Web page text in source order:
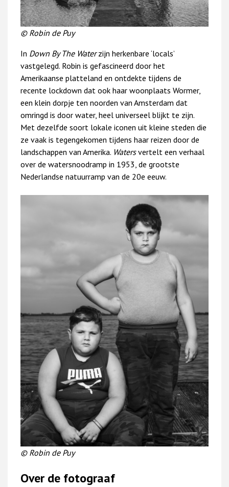
© Robin de Puy
In Down By The Waterzijn herkenbare ‘locals’
vastgelegd. Robin is gefascineerd door het
Amerikaanse platteland en ontdekte tijdens de
recente lockdown dat ook haar woonplaats Wormer,
een klein dorpje ten noorden van Amsterdam dat
omringd is door water, heel universeel blijkt te zijn.
Met dezelfde soort lokale iconen uit kleine steden die
ze vaak is tegengekomen tijdens haar reizen door de
landschappen van Amerika. Watersvertelt een verhaal
over de watersnoodramp in 1953, de grootste
Nederlandse natuurramp van de 20e eeuw.
© Robin de Puy
Over de fotograaf